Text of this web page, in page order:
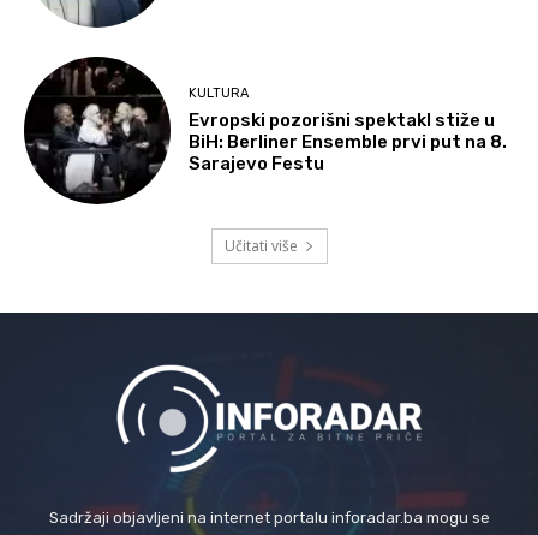
KULTURA
Evropski pozorišni spektakl stiže u
BiH: Berliner Ensemble prvi put na 8.
Sarajevo Festu
Učitati više
Sadržaji objavljeni na internet portalu inforadar.ba mogu se